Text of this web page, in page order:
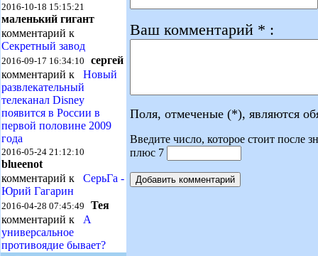
2016-10-18 15:15:21
маленький гигант
комментарий к
Секретный завод
2016-09-17 16:34:10 сергей
комментарий к Новый
развлекательный
телеканал Disney
появится в России в
первой половине 2009
года
2016-05-24 21:12:10
blueenot
комментарий к СерьГа -
Юрий Гагарин
2016-04-28 07:45:49 Тея
комментарий к А
универсальное
противоядие бывает?
Ваш комментарий * :
Поля, отмеченые (*), являются
Введите число, которое стоит после
плюс 7